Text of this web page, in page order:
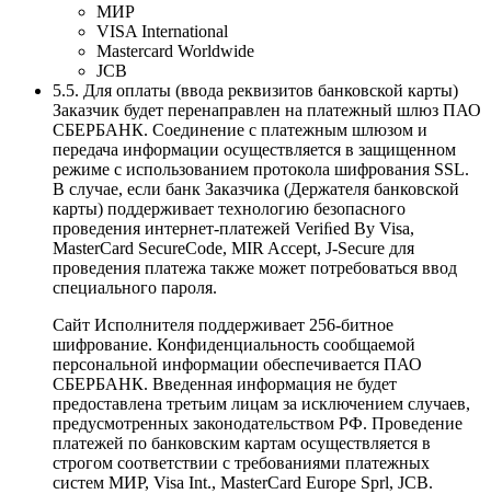
МИР
VISA International
Mastercard Worldwide
JCB
5.5. Для оплаты (ввода реквизитов банковской карты)
Заказчик будет перенаправлен на платежный шлюз ПАО
СБЕРБАНК. Соединение с платежным шлюзом и
передача информации осуществляется в защищенном
режиме с использованием протокола шифрования SSL.
В случае, если банк Заказчика (Держателя банковской
карты) поддерживает технологию безопасного
проведения интернет-платежей Veriﬁed By Visa,
MasterCard SecureCode, MIR Accept, J-Secure для
проведения платежа также может потребоваться ввод
специального пароля.
Сайт Исполнителя поддерживает 256-битное
шифрование. Конфиденциальность сообщаемой
персональной информации обеспечивается ПАО
СБЕРБАНК. Введенная информация не будет
предоставлена третьим лицам за исключением случаев,
предусмотренных законодательством РФ. Проведение
платежей по банковским картам осуществляется в
строгом соответствии с требованиями платежных
систем МИР, Visa Int., MasterCard Europe Sprl, JCB.